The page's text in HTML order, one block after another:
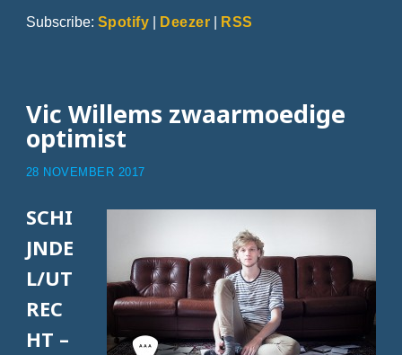
Subscribe: Spotify | Deezer | RSS
Vic Willems zwaarmoedige
optimist
28 NOVEMBER 2017
SCHI
JNDE
L/UT
REC
HT –